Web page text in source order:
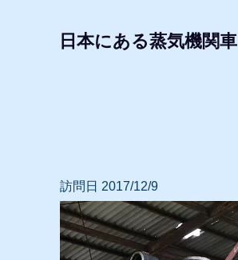
日本にある蒸気機関車
訪問日 2017/12/9